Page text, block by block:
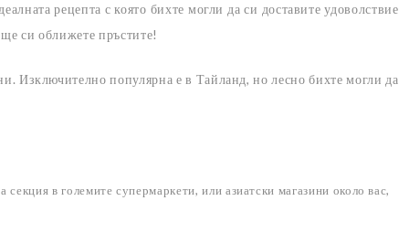
рецепта с която бихте могли да си доставите удоволствие
си оближете пръстите!
Изключително популярна е в Тайланд, но лесно бихте могли да
в големите супермаркети, или азиатски магазини около вас,